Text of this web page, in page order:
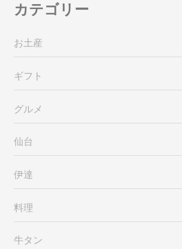
カテゴリー
お土産
ギフト
グルメ
仙台
伊達
料理
牛タン